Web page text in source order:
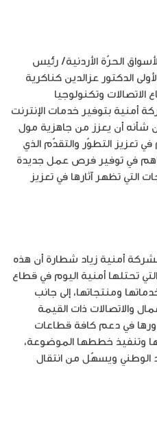
الحرّة الأردنية/ رئيس
الدكتور عزالدين كناكرية
وتكنولوجيا
أمنية بتوفير خدمات الإنترنت
شأنه أن يعزز من جاهزية مول
تعزيز التطوّر والتقدّم الذي
في توفير فرص عمل جديدة
التي تظهر آثارها في تعزيز
أمنية زياد شطارة أن هذه
تحتلها أمنية اليوم في قطاع
ومنتجاتها، إلى جانب
والاتصالات ذات القيمة
في دعم كافة قطاعات
وتنفيذ خططها الموضوعة،
الوطني ويسهّل من انتقال